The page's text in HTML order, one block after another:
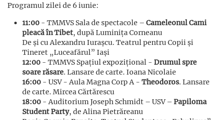
Programul zilei de 6 iunie:
11:00 - TMMVS Sala de spectacole – Cameleonul Cami
pleacă în Tibet, după Luminița Corneanu
De și cu Alexandru Iurașcu. Teatrul pentru Copii și
Tineret „Luceafărul” Iași
12:00 - TMMVS Spațiul expozițional - Drumul spre
soare răsare. Lansare de carte. Ioana Nicolaie
16:00 - USV - Aula Magna Corp A - Theodoros. Lansare
de carte. Mircea Cărtărescu
18:00 - Auditorium Joseph Schmidt – USV – Papiloma
Student Party, de Alina Pietrăreanu